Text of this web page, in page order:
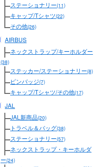
ステーショナリー(11)
キャップ/Tシャツ(22)
その他(26)
AIRBUS
ネックストラップ/キーホルダー
(38)
ステッカー/ステーショナリー(8)
ピンバッジ(7)
キャップ/Tシャツ/その他(17)
JAL
JAL新商品(20)
トラベル＆バッグ(38)
ステーショナリー(57)
ネックストラップ・キーホルダ
ー(24)